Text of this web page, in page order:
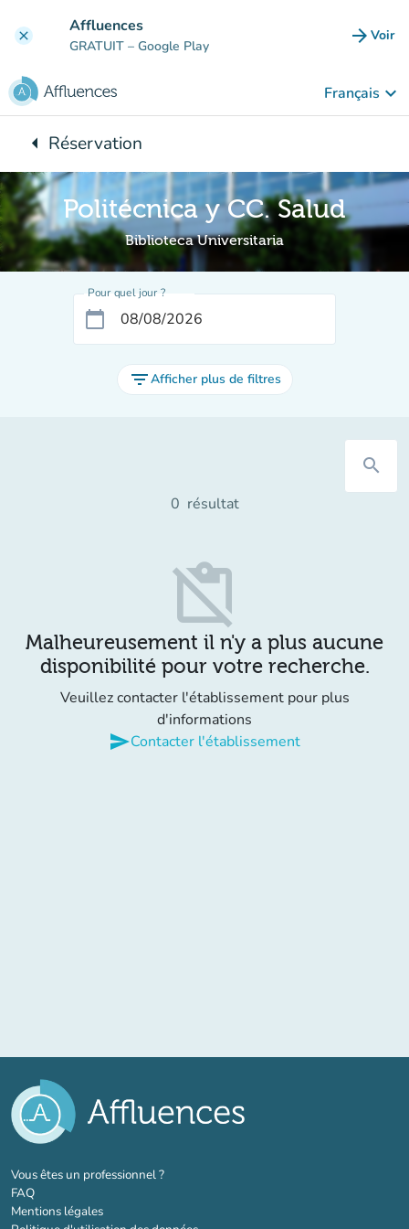
clear Affluences
GRATUIT – Google Play arrow_forward Voir
Français keyboard_arrow_down
arrow_leftRetour à :
Réservation
Politécnica y CC. Salud
Biblioteca Universitaria
Pour quel jour ?
calendar_today
filter_listAfficher plus de filtres
search
0 résultat
content_paste_off
Malheureusement il n'y a plus aucune
disponibilité pour votre recherche.
Veuillez contacter l'établissement pour plus
d'informations
sendContacter l'établissement
Vous êtes un professionnel ?(nouvel onglet)
FAQ
Mentions légales